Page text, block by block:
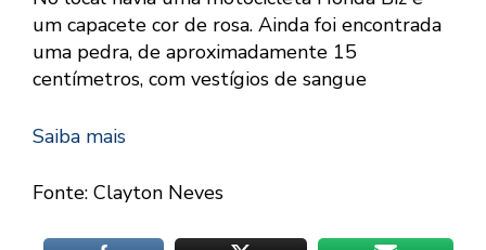
um capacete cor de rosa. Ainda foi encontrada
uma pedra, de aproximadamente 15
centímetros, com vestígios de sangue
Saiba mais
Fonte: Clayton Neves